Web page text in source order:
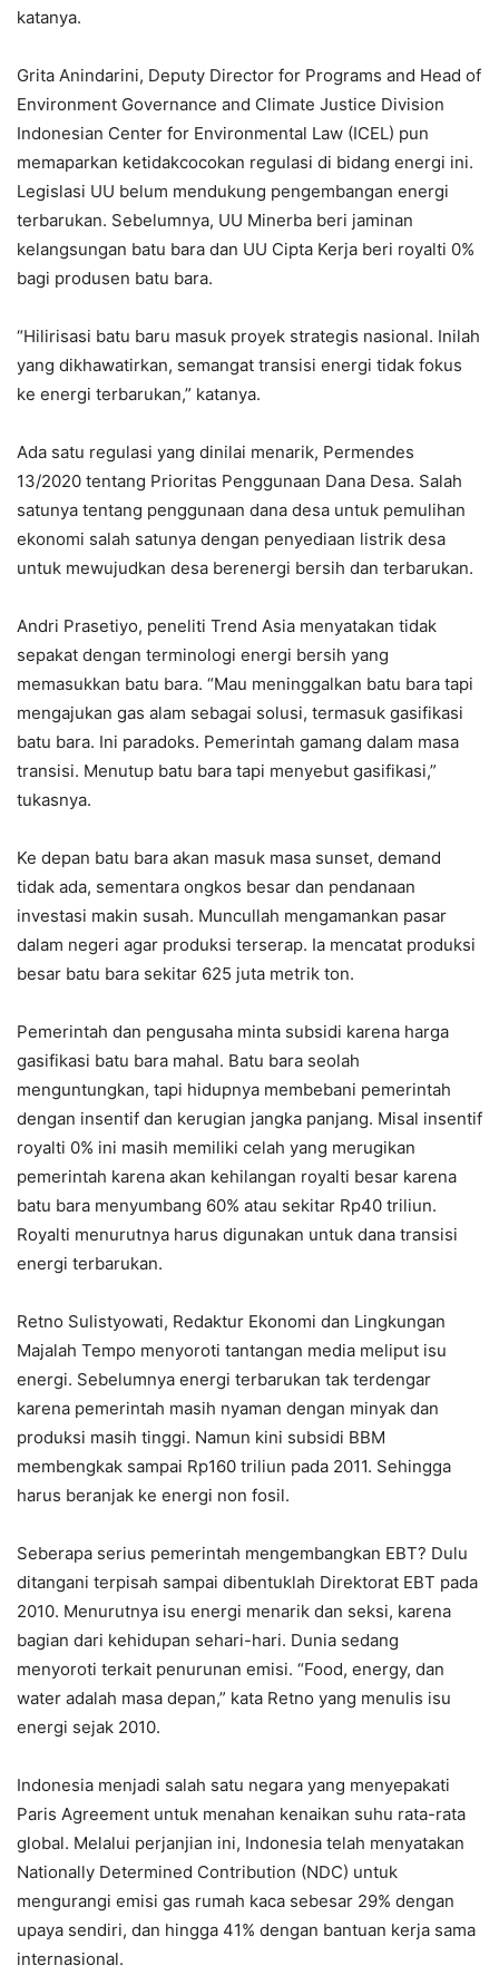
katanya.
Grita Anindarini, Deputy Director for Programs and Head of
Environment Governance and Climate Justice Division
Indonesian Center for Environmental Law (ICEL) pun
memaparkan ketidakcocokan regulasi di bidang energi ini.
Legislasi UU belum mendukung pengembangan energi
terbarukan. Sebelumnya, UU Minerba beri jaminan
kelangsungan batu bara dan UU Cipta Kerja beri royalti 0%
bagi produsen batu bara.
“Hilirisasi batu baru masuk proyek strategis nasional. Inilah
yang dikhawatirkan, semangat transisi energi tidak fokus
ke energi terbarukan,” katanya.
Ada satu regulasi yang dinilai menarik, Permendes
13/2020 tentang Prioritas Penggunaan Dana Desa. Salah
satunya tentang penggunaan dana desa untuk pemulihan
ekonomi salah satunya dengan penyediaan listrik desa
untuk mewujudkan desa berenergi bersih dan terbarukan.
Andri Prasetiyo, peneliti Trend Asia menyatakan tidak
sepakat dengan terminologi energi bersih yang
memasukkan batu bara. “Mau meninggalkan batu bara tapi
mengajukan gas alam sebagai solusi, termasuk gasifikasi
batu bara. Ini paradoks. Pemerintah gamang dalam masa
transisi. Menutup batu bara tapi menyebut gasifikasi,”
tukasnya.
Ke depan batu bara akan masuk masa sunset, demand
tidak ada, sementara ongkos besar dan pendanaan
investasi makin susah. Muncullah mengamankan pasar
dalam negeri agar produksi terserap. Ia mencatat produksi
besar batu bara sekitar 625 juta metrik ton.
Pemerintah dan pengusaha minta subsidi karena harga
gasifikasi batu bara mahal. Batu bara seolah
menguntungkan, tapi hidupnya membebani pemerintah
dengan insentif dan kerugian jangka panjang. Misal insentif
royalti 0% ini masih memiliki celah yang merugikan
pemerintah karena akan kehilangan royalti besar karena
batu bara menyumbang 60% atau sekitar Rp40 triliun.
Royalti menurutnya harus digunakan untuk dana transisi
energi terbarukan.
Retno Sulistyowati, Redaktur Ekonomi dan Lingkungan
Majalah Tempo menyoroti tantangan media meliput isu
energi. Sebelumnya energi terbarukan tak terdengar
karena pemerintah masih nyaman dengan minyak dan
produksi masih tinggi. Namun kini subsidi BBM
membengkak sampai Rp160 triliun pada 2011. Sehingga
harus beranjak ke energi non fosil.
Seberapa serius pemerintah mengembangkan EBT? Dulu
ditangani terpisah sampai dibentuklah Direktorat EBT pada
2010. Menurutnya isu energi menarik dan seksi, karena
bagian dari kehidupan sehari-hari. Dunia sedang
menyoroti terkait penurunan emisi. “Food, energy, dan
water adalah masa depan,” kata Retno yang menulis isu
energi sejak 2010.
Indonesia menjadi salah satu negara yang menyepakati
Paris Agreement untuk menahan kenaikan suhu rata-rata
global. Melalui perjanjian ini, Indonesia telah menyatakan
Nationally Determined Contribution (NDC) untuk
mengurangi emisi gas rumah kaca sebesar 29% dengan
upaya sendiri, dan hingga 41% dengan bantuan kerja sama
internasional.